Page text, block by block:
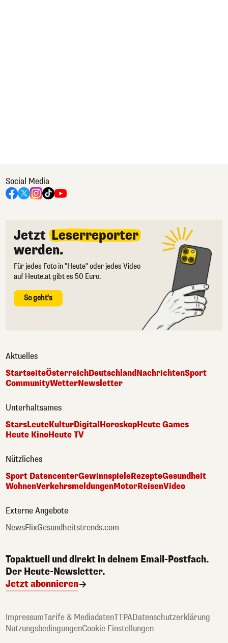
Social Media
Jetzt Leserreporter
werden.
Für jedes Foto in "Heute" oder jedes Video
auf Heute.at gibt es 50 Euro.
So geht's
Aktuelles
StartseiteÖsterreichDeutschlandNachrichtenSport
CommunityWetterNewsletter
Unterhaltsames
StarsLeuteKulturDigitalHoroskopHeute Games
Heute KinoHeute TV
Nützliches
Sport DatencenterGewinnspieleRezepteGesundheit
WohnenVerkehrsmeldungenMotorReisenVideo
Externe Angebote
NewsFlixGesundheitstrends.com
Topaktuell und direkt in deinem Email-Postfach.
Der Heute-Newsletter.
Jetzt abonnieren
ImpressumTarife & MediadatenTTPADatenschutzerklärung
NutzungsbedingungenCookie Einstellungen